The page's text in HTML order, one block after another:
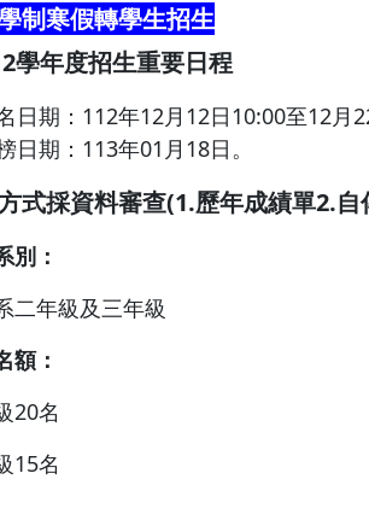
制寒假轉學生招生
學年度招生重要日程
日期：112年12月12日10:00至12月
日期：113年01月18日。
式採資料審查(1.歷年成績單2.
別：
二年級及三年級
額：
20名
15名